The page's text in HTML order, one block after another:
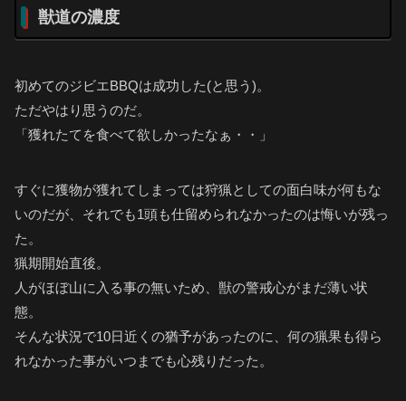
獣道の濃度
初めてのジビエBBQは成功した(と思う)。
ただやはり思うのだ。
「獲れたてを食べて欲しかったなぁ・・」
すぐに獲物が獲れてしまっては狩猟としての面白味が何もな
いのだが、それでも1頭も仕留められなかったのは悔いが残っ
た。
猟期開始直後。
人がほぼ山に入る事の無いため、獣の警戒心がまだ薄い状
態。
そんな状況で10日近くの猶予があったのに、何の猟果も得ら
れなかった事がいつまでも心残りだった。